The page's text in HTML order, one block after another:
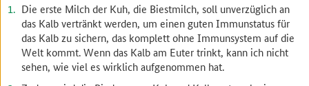
Die erste Milch der Kuh, die Biestmilch, soll unverzüglich an
das Kalb vertränkt werden, um einen guten Immunstatus für
das Kalb zu sichern, das komplett ohne Immunsystem auf die
Welt kommt. Wenn das Kalb am Euter trinkt, kann ich nicht
sehen, wie viel es wirklich aufgenommen hat.